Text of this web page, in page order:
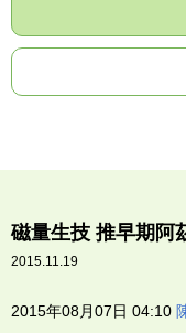
磁量生技 推早期阿
2015.11.19
2015年08月07日 04:10